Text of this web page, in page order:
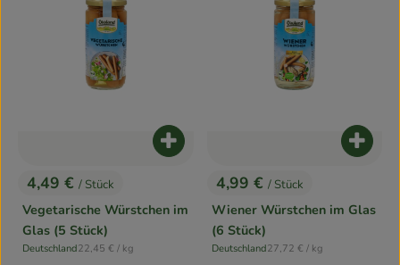
, Preis:
4,49 € / Stück
Vegetarische Würstchen im
Glas (5 Stück)
, Herkunft:
Deutschland, Referenzpreis:
22,45 € / kg
Produkt zum Warenkorb hinzufügen
, Preis:
4,99 € / Stück
Wiener Würstchen im Glas
(6 Stück)
, Herkunft:
Deutschland, Referenzpreis:
27,72 € / kg